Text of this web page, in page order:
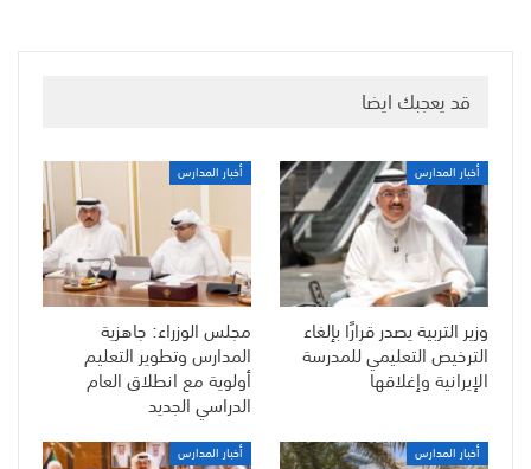
قد يعجبك ايضا
أخبار المدارس
وزير التربية يصدر قرارًا بإلغاء
الترخيص التعليمي للمدرسة
الإيرانية وإغلاقها
أخبار المدارس
مجلس الوزراء: جاهزية
المدارس وتطوير التعليم
أولوية مع انطلاق العام
الدراسي الجديد
أخبار المدارس أخبار المدارس